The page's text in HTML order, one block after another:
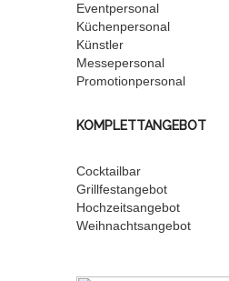
Eventpersonal
Küchenpersonal
Künstler
Messepersonal
Promotionpersonal
KOMPLETTANGEBOT
Cocktailbar
Grillfestangebot
Hochzeitsangebot
Weihnachtsangebot